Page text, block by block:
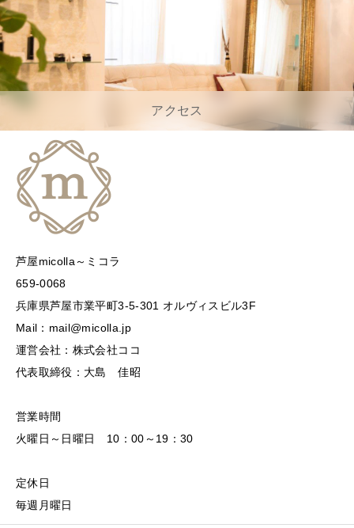
アクセス
芦屋micolla～ミコラ
659-0068
兵庫県芦屋市業平町3-5-301 オルヴィスビル3F
Mail：mail@micolla.jp
運営会社：株式会社ココ
代表取締役：大島 佳昭
営業時間
火曜日～日曜日 10：00～19：30
定休日
毎週月曜日